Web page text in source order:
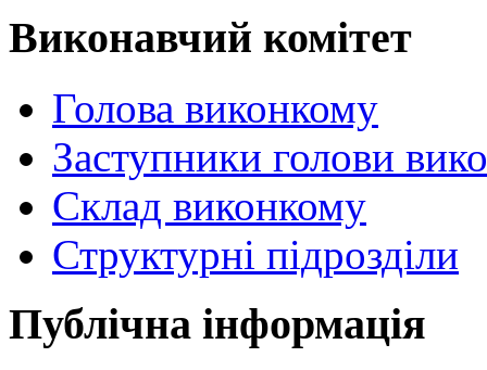
Виконавчий комітет
Голова виконкому
Заступники голови
Склад виконкому
Структурні підрозділи
Публічна інформація